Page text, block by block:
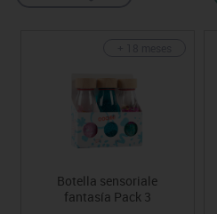
Botella sensoriale
fantasía Pack 3